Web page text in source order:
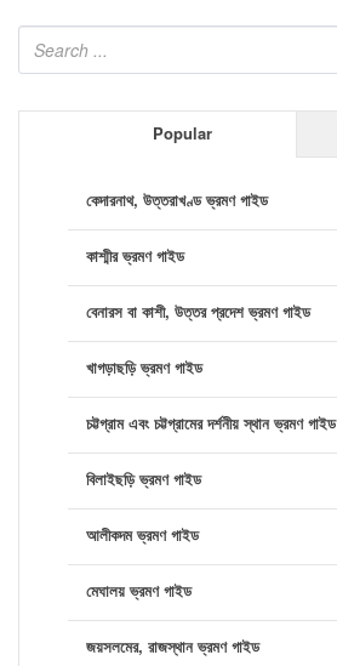
Popular
কেদারনাথ, উত্তরাখণ্ড ভ্রমণ গাইড
কাশ্মীর ভ্রমণ গাইড
বেনারস বা কাশী, উত্তর প্রদেশ ভ্রমণ গাইড
খাগড়াছড়ি ভ্রমণ গাইড
চট্টগ্রাম এবং চট্টগ্রামের দর্শনীয় স্থান ভ্রমণ গাইড
বিলাইছড়ি ভ্রমণ গাইড
আলীকদম ভ্রমণ গাইড
মেঘালয় ভ্রমণ গাইড
জয়সলমের, রাজস্থান ভ্রমণ গাইড